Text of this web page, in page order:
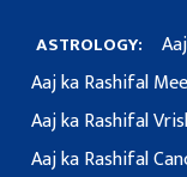
ASTROLOGY:
Aaj ka Rashifal
Aaj ka Rashifal
Aaj ka Rashifal